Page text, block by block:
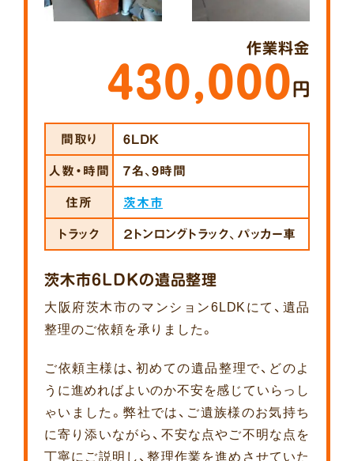
茨木市6LDKの遺品整理
大阪府茨木市のマンション6LDKにて、遺品
整理のご依頼を承りました。
ご依頼主様は、初めての遺品整理で、どのよ
うに進めればよいのか不安を感じていらっし
ゃいました。弊社では、ご遺族様のお気持ち
に寄り添いながら、不安な点やご不明な点を
丁寧にご説明し、整理作業を進めさせていた
作業料金
430,000円
間取り 6LDK
人数・時間 7名、9時間
住所 茨木市
トラック ２トンロングトラック、パッカー車